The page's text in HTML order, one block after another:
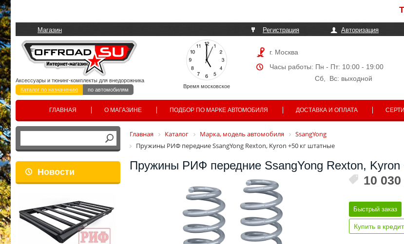
Магазин Регистрация Авторизация
Время московское
Аксессуары и тюнинг-комплекты для внедорожника
Каталог по назначению
по автомобилям
г. Москва
Часы работы: Пн - Пт: 10:00 - 19:00
Сб, Вс: выходной
ГЛАВНАЯ О МАГАЗИНЕ ПОДБОР ПО МАРКЕ АВТОМОБИЛЯ ДОСТАВКА И ОПЛАТА
Новости
Главная Каталог Марка, модель автомобиля
SsangYong
Пружины РИФ передние SsangYong Rexton, Kyron +50 кг штатные
Пружины РИФ передние SsangYong Rexton, Kyron
10 030
Быстрый заказ
Купить в кредит